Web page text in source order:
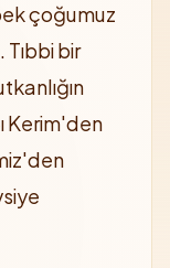
çoğumuz
bir
Kerim'den